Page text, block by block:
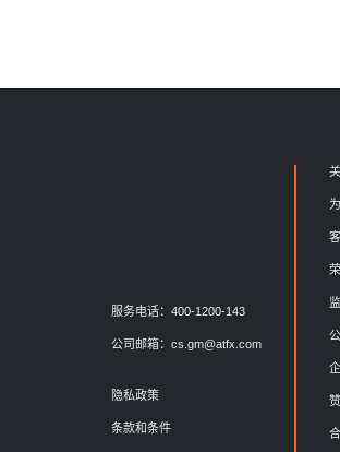
服务电话：400-1200-143
公司邮箱： cs.gm@atfx.com
隐私政策
条款和条件